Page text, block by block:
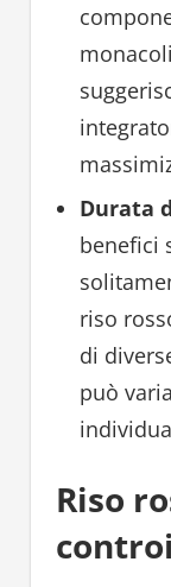
Durata
benefici
riso
di
può
Riso